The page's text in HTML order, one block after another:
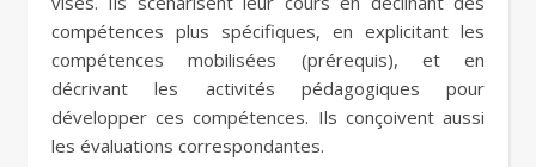
compétences plus spécifiques, en explicitant les
compétences mobilisées (prérequis), et en
décrivant les activités pédagogiques pour
développer ces compétences. Ils conçoivent aussi
les évaluations correspondantes.